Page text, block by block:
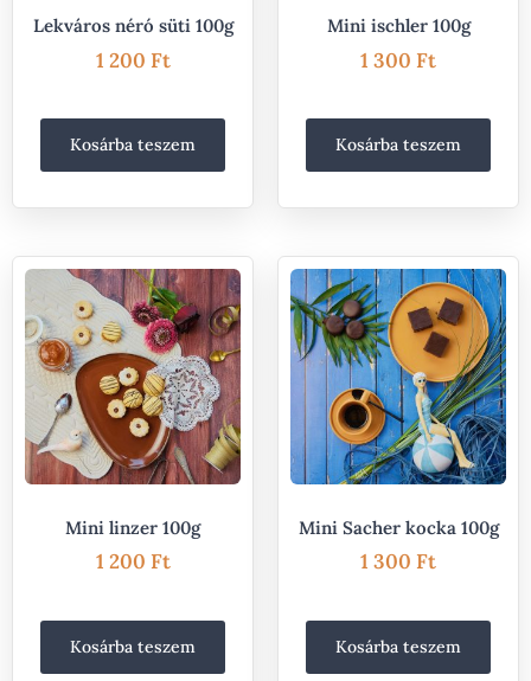
Lekváros néró süti 100g
1 200 Ft
Kosárba teszem
Mini ischler 100g
1 300 Ft
Kosárba teszem
Mini linzer 100g
1 200 Ft
Kosárba teszem
Mini Sacher kocka 100g
1 300 Ft
Kosárba teszem